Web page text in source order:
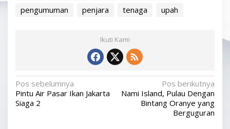
pengumuman
penjara tenaga upah
Ikuti Kami
N
a
Pos sebelumnya
Pintu Air Pasar Ikan Jakarta
Siaga 2
Pos berikutnya
Nami Island, Pulau Dengan
Bintang Oranye yang
Berguguran